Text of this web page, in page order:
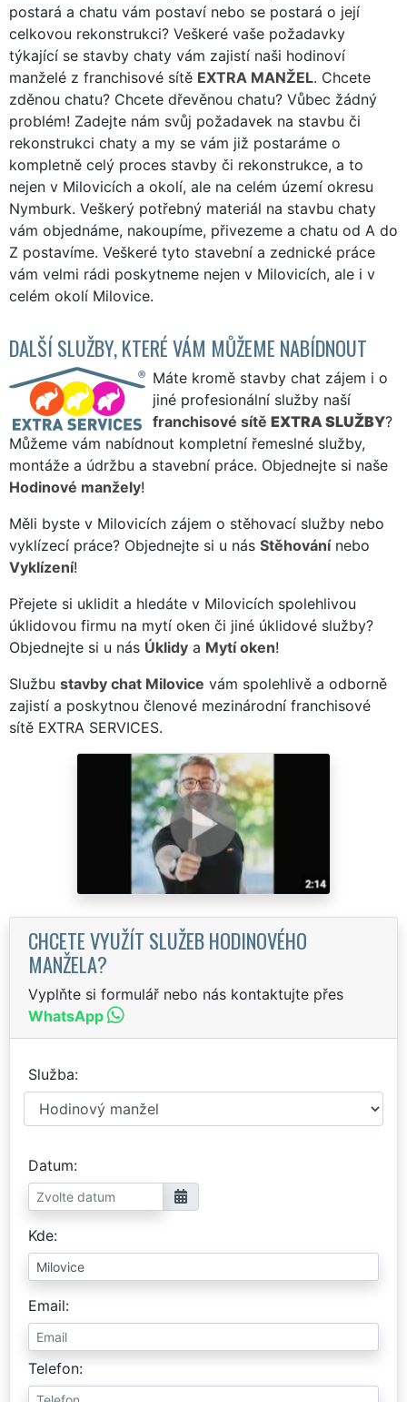
postará a chatu vám postaví nebo se postará o její
celkovou rekonstrukci? Veškeré vaše požadavky
týkající se stavby chaty vám zajistí naši hodinoví
manželé z franchisové sítě EXTRA MANŽEL. Chcete
zděnou chatu? Chcete dřevěnou chatu? Vůbec žádný
problém! Zadejte nám svůj požadavek na stavbu či
rekonstrukci chaty a my se vám již postaráme o
kompletně celý proces stavby či rekonstrukce, a to
nejen v Milovicích a okolí, ale na celém území okresu
Nymburk. Veškerý potřebný materiál na stavbu chaty
vám objednáme, nakoupíme, přivezeme a chatu od A do
Z postavíme. Veškeré tyto stavební a zednické práce
vám velmi rádi poskytneme nejen v Milovicích, ale i v
celém okolí Milovice.
DALŠÍ SLUŽBY, KTERÉ VÁM MŮŽEME NABÍDNOUT
Máte kromě stavby chat zájem i o
jiné profesionální služby naší
franchisové sítě EXTRA SLUŽBY?
Můžeme vám nabídnout kompletní řemeslné služby,
montáže a údržbu a stavební práce. Objednejte si naše
Hodinové manžely!
Měli byste v Milovicích zájem o stěhovací služby nebo
vyklízecí práce? Objednejte si u nás Stěhovánínebo
Vyklízení!
Přejete si uklidit a hledáte v Milovicích spolehlivou
úklidovou firmu na mytí oken či jiné úklidové služby?
Objednejte si u nás Úklidy a Mytí oken!
Službu stavby chat Milovice vám spolehlivě a odborně
zajistí a poskytnou členové mezinárodní franchisové
sítě EXTRA SERVICES.
CHCETE VYUŽÍT SLUŽEB HODINOVÉHO
MANŽELA?
Vyplňte si formulář nebo nás kontaktujte přes
WhatsApp
Služba
Datum
Kde
Email
Telefon